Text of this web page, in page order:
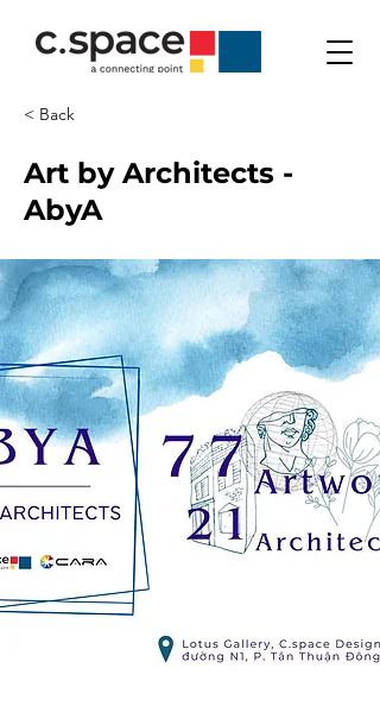
< Back
Art by Architects -
AbyA